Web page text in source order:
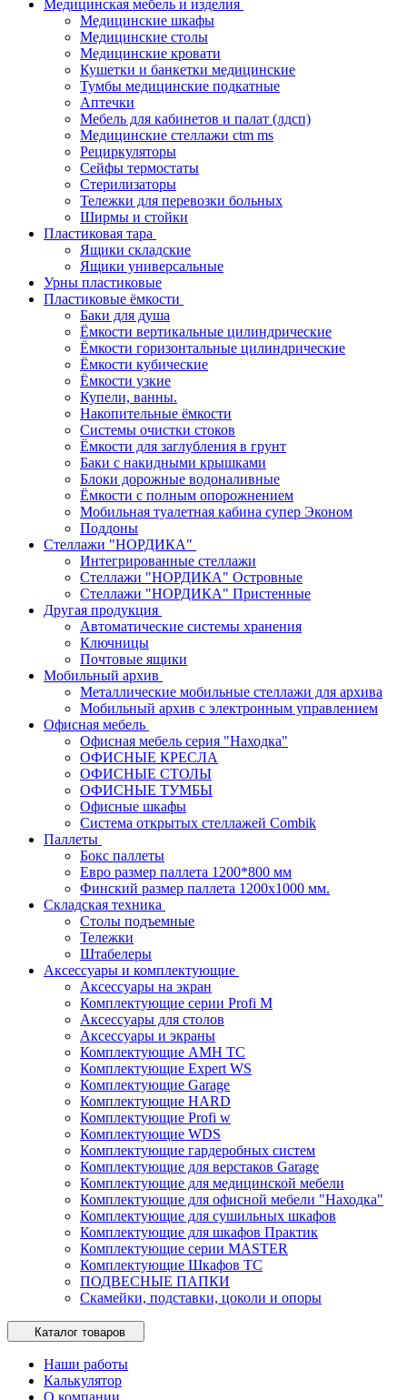
Медицинская мебель и изделия
Медицинские шкафы
Медицинские столы
Медицинские кровати
Кушетки и банкетки медицинские
Тумбы медицинские подкатные
Аптечки
Мебель для кабинетов и палат (лдсп)
Медицинские стеллажи ctm ms
Рециркуляторы
Сейфы термостаты
Стерилизаторы
Тележки для перевозки больных
Ширмы и стойки
Пластиковая тара
Ящики складские
Ящики универсальные
Урны пластиковые
Пластиковые ёмкости
Баки для душа
Ёмкости вертикальные цилиндрические
Ёмкости горизонтальные цилиндрические
Ёмкости кубические
Ёмкости узкие
Купели, ванны.
Накопительные ёмкости
Системы очистки стоков
Ёмкости для заглубления в грунт
Баки с накидными крышками
Блоки дорожные водоналивные
Ёмкости с полным опорожнением
Мобильная туалетная кабина супер Эконом
Поддоны
Стеллажи "НОРДИКА"
Интегрированные стеллажи
Стеллажи "НОРДИКА" Островные
Стеллажи "НОРДИКА" Пристенные
Другая продукция
Автоматические системы хранения
Ключницы
Почтовые ящики
Мобильный архив
Металлические мобильные стеллажи для архива
Мобильный архив с электронным управлением
Офисная мебель
Офисная мебель серия "Находка"
ОФИСНЫЕ КРЕСЛА
ОФИСНЫЕ СТОЛЫ
ОФИСНЫЕ ТУМБЫ
Офисные шкафы
Система открытых стеллажей Combik
Паллеты
Бокс паллеты
Евро размер паллета 1200*800 мм
Финский размер паллета 1200х1000 мм.
Складская техника
Столы подъемные
Тележки
Штабелеры
Аксессуары и комплектующие
Аксессуары на экран
Комплектующие серии Profi M
Аксессуары для столов
Аксессуары и экраны
Комплектующие AMH TC
Комплектующие Expert WS
Комплектующие Garage
Комплектующие HARD
Комплектующие Profi w
Комплектующие WDS
Комплектующие гардеробных систем
Комплектующие для верстаков Garage
Комплектующие для медицинской мебели
Комплектующие для офисной мебели "Находка"
Комплектующие для сушильных шкафов
Комплектующие для шкафов Практик
Комплектующие серии MASTER
Комплектующие Шкафов ТС
ПОДВЕСНЫЕ ПАПКИ
Скамейки, подставки, цоколи и опоры
Каталог товаров
Наши работы
Калькулятор
О компании